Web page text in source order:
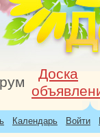
Доска
Календарь Войти